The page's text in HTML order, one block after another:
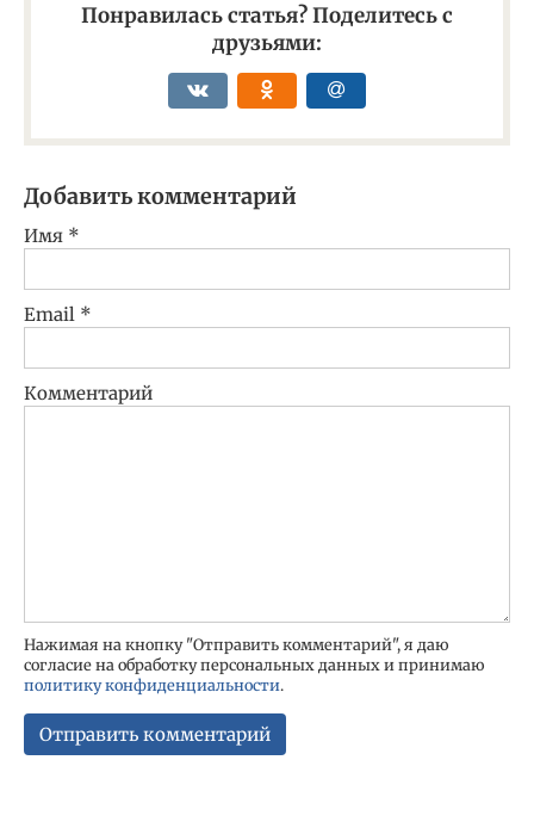
Понравилась статья? Поделитесь с
друзьями:
Добавить комментарий
Имя *
Email *
Комментарий
Нажимая на кнопку "Отправить комментарий", я даю
согласие на обработку персональных данных и принимаю
политику конфиденциальности.